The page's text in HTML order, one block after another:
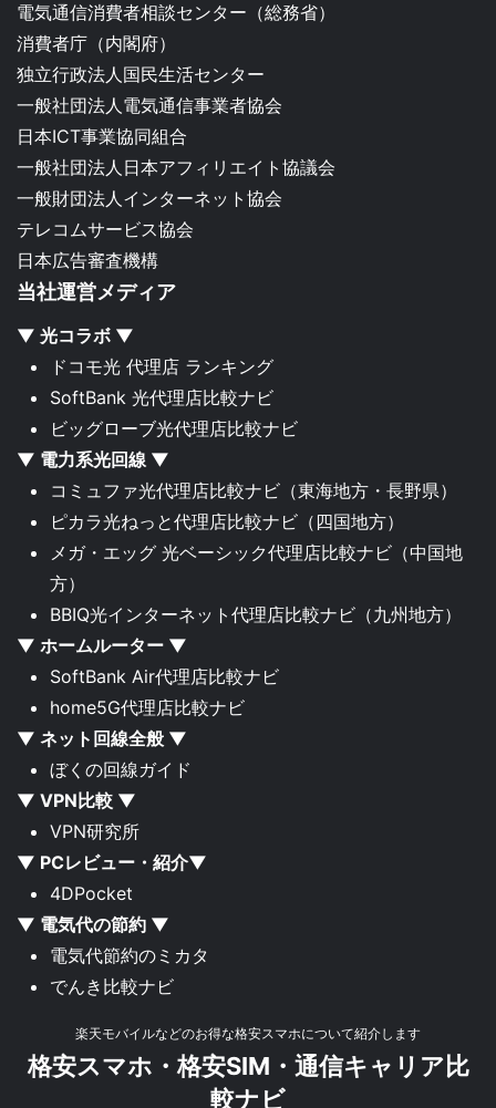
電気通信消費者相談センター（総務省）
消費者庁（内閣府）
独立行政法人国民生活センター
一般社団法人電気通信事業者協会
日本ICT事業協同組合
一般社団法人日本アフィリエイト協議会
一般財団法人インターネット協会
テレコムサービス協会
日本広告審査機構
当社運営メディア
▼ 光コラボ ▼
ドコモ光 代理店 ランキング
SoftBank 光代理店比較ナビ
ビッグローブ光代理店比較ナビ
▼ 電力系光回線 ▼
コミュファ光代理店比較ナビ （東海地方・長野県）
ピカラ光ねっと代理店比較ナビ （四国地方）
メガ・エッグ 光ベーシック代理店比較ナビ （中国地
方）
BBIQ光インターネット代理店比較ナビ （九州地方）
▼ ホームルーター ▼
SoftBank Air代理店比較ナビ
home5G代理店比較ナビ
▼ ネット回線全般 ▼
ぼくの回線ガイド
▼ VPN比較 ▼
VPN研究所
▼ PCレビュー・紹介▼
4DPocket
▼ 電気代の節約 ▼
電気代節約のミカタ
でんき比較ナビ
楽天モバイルなどのお得な格安スマホについて紹介します
格安スマホ・格安SIM・通信キャリア比
較ナビ